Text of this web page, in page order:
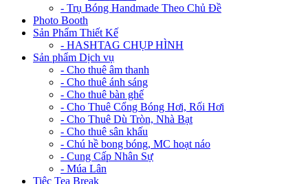
- Trụ Bóng Handmade Theo Chủ Đề
Photo Booth
Sản Phẩm Thiết Kế
- HASHTAG CHỤP HÌNH
Sản phẩm Dịch vụ
- Cho thuê âm thanh
- Cho thuê ánh sáng
- Cho thuê bàn ghế
- Cho Thuê Cổng Bóng Hơi, Rối Hơi
- Cho Thuê Dù Tròn, Nhà Bạt
- Cho thuê sân khấu
- Chú hề bong bóng, MC hoạt náo
- Cung Cấp Nhân Sự
- Múa Lân
Tiệc Tea Break